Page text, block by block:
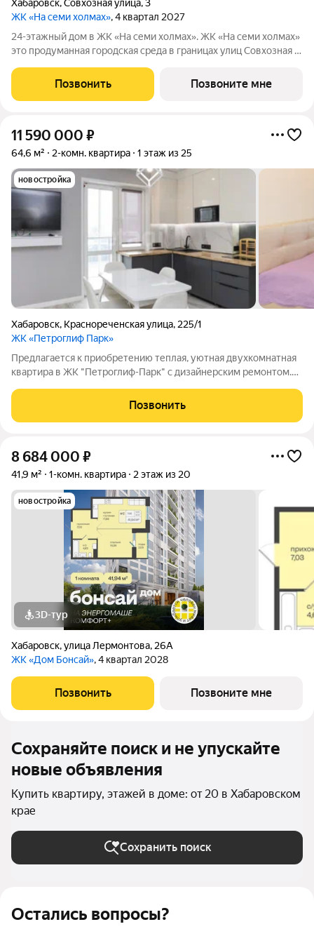
Остались вопросы?
Хабаровск,Совхозная улица,3
ЖК «На семи холмах», 4 квартал 2027
24-этажный дом в ЖК «На семи холмах». ЖК «На семи холмах»
это продуманная городская среда в границах улиц Совхозная и
создают гармоничную атмосферу для жизни, работы и отдыха.
Архитектурную
Позвонить Позвоните мне
11 590 000 ₽
64,6 м² 2-комн. квартира 1 этаж из 25
новостройка
Хабаровск, Краснореченская улица, 225/1
ЖК «Петроглиф Парк»
Предлагается к приобретению теплая, уютная двухкомнатная
квартира в ЖК "Петроглиф-Парк" с дизайнерским ремонтом.
У дома большое количество парковочных мест. Современная
детская площадка.
Позвонить
8 684 000 ₽
41,9 м² 1-комн. квартира 2 этаж из 20
новостройка
3D-тур
Хабаровск,улица Лермонтова, 26А
ЖК «Дом Бонсай», 4 квартал 2028
Позвонить Позвоните мне
Сохраняйте поиск и не упускайте
новые объявления
Купить квартиру, этажей в доме: от 20 в Хабаровском
крае
Сохранить поиск